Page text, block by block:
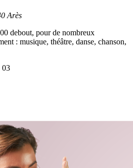
Arès
debout, pour de nombreux
: musique, théâtre, danse, chanson,
03